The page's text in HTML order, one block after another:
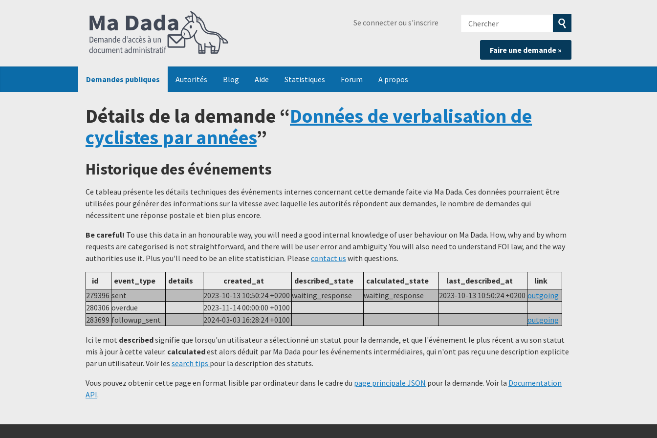
Se connecter ou s'inscrire
Chercher
Soumettre
la
recherche
Faire une demande »
Demandes publiques Autorités Blog Aide Statistiques Forum A propos
Détails de la demande “Données de verbalisation de
cyclistes par années”
Historique des événements
Ce tableau présente les détails techniques des événements internes concernant cette demande faite via Ma Dada. Ces données pourraient être
utilisées pour générer des informations sur la vitesse avec laquelle les autorités répondent aux demandes, le nombre de demandes qui
nécessitent une réponse postale et bien plus encore.
Be careful! To use this data in an honourable way, you will need a good internal knowledge of user behaviour on Ma Dada. How, why and by whom
requests are categorised is not straightforward, and there will be user error and ambiguity. You will also need to understand FOI law, and the way
authorities use it. Plus you'll need to be an elite statistician. Please contact us with questions.
id event_type details created_at described_state calculated_state last_described_at
link
279396 sent 2023-10-13 10:50:24 +0200 waiting_response waiting_response 2023-10-13 10:50:24 +0200 outgoing
280306 overdue
2023-11-14 00:00:00 +0100
283699 followup_sent 2024-03-03 16:28:24 +0100 outgoing
Ici le mot describedsignifie que lorsqu'un utilisateur a sélectionné un statut ​​pour la demande, et que l'événement le plus récent a vu son statut
mis à jour à cette valeur. calculatedest alors déduit par Ma Dada pour les événements intermédiaires, qui n'ont pas reçu une description explicite
par un utilisateur. Voir les search tips pour la description des statuts.
Vous pouvez obtenir cette page en format lisible par ordinateur dans le cadre du page principale JSON pour la demande. Voir la Documentation
API.